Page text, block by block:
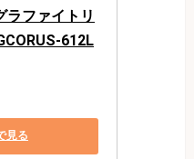
ラファイトリ
612L
見る